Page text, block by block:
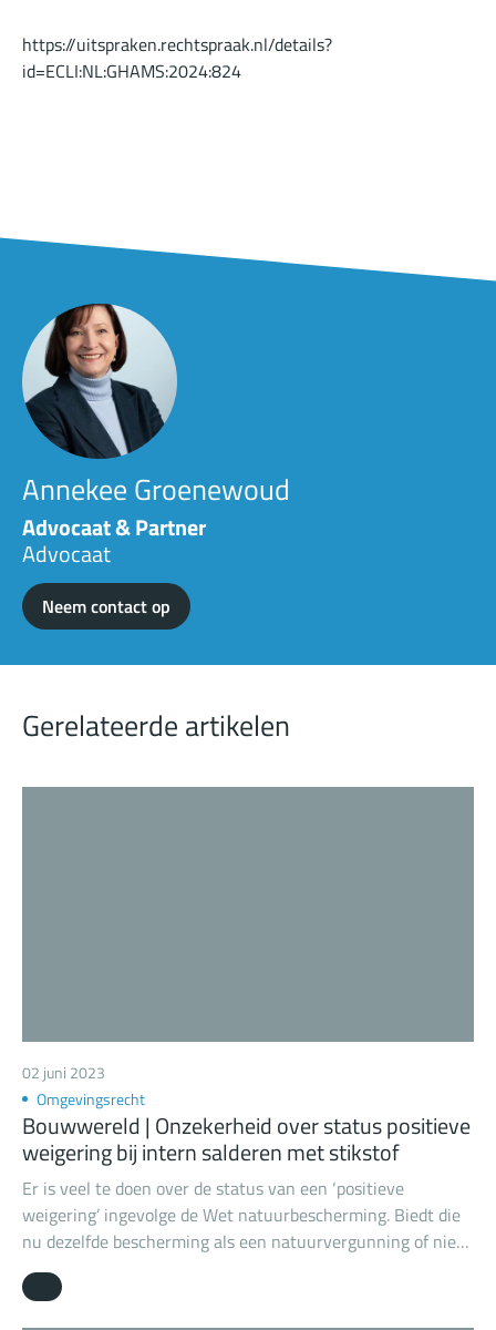
https://uitspraken.rechtspraak.nl/details?
id=ECLI:NL:GHAMS:2024:824
Annekee Groenewoud
Advocaat & Partner
Advocaat
Neem contact op
Gerelateerde artikelen
02 juni 2023
Omgevingsrecht
Bouwwereld | Onzekerheid over status positieve
weigering bij intern salderen met stikstof
Er is veel te doen over de status van een ‘positieve
weigering’ ingevolge de Wet natuurbescherming. Biedt die
nu dezelfde bescherming als een natuurvergunning of niet?
In de lagere rechtspraak wordt verschillend geoordeeld over
de betekenis van een positieve weigering. In de praktijk
leidt een positieve weigering bovendien tot minder